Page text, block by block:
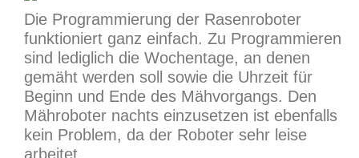
Die Programmierung der Rasenroboter
funktioniert ganz einfach. Zu Programmieren
sind lediglich die Wochentage, an denen
gemäht werden soll sowie die Uhrzeit für
Beginn und Ende des Mähvorgangs. Den
Mähroboter nachts einzusetzen ist ebenfalls
kein Problem, da der Roboter sehr leise
arbeitet.